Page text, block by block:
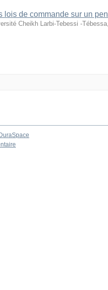
lois de commande sur un
Cheikh Larbi-Tebessi -Tébessa
DuraSpace